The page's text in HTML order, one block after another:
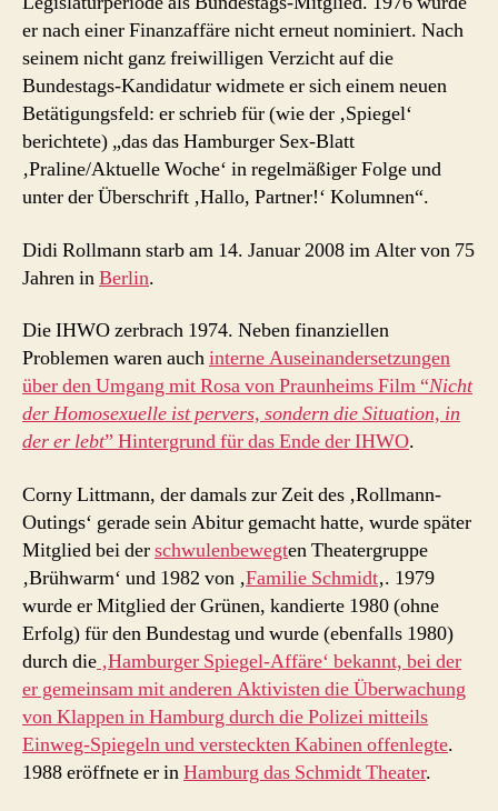
er nach einer Finanzaffäre nicht erneut nominiert. Nach
seinem nicht ganz freiwilligen Verzicht auf die
Bundestags-Kandidatur widmete er sich einem neuen
Betätigungsfeld: er schrieb für (wie der ‚Spiegel‘
berichtete) „das das Hamburger Sex-Blatt
‚Praline/Aktuelle Woche‘ in regelmäßiger Folge und
unter der Überschrift ‚Hallo, Partner!‘ Kolumnen“.
Didi Rollmann starb am 14. Januar 2008 im Alter von 75
Jahren inBerlin.
Die IHWO zerbrach 1974. Neben finanziellen
Problemen waren auchinterne Auseinandersetzungen
über den Umgang mit Rosa von Praunheims Film “Nicht
der Homosexuelle ist pervers, sondern die Situation, in
der er lebt” Hintergrund für das Ende der IHWO.
Corny Littmann, der damals zur Zeit des ‚Rollmann-
Outings‘ gerade sein Abitur gemacht hatte, wurde später
Mitglied bei derschwulenbewegten Theatergruppe
‚Brühwarm‘ und 1982 von ‚Familie Schmidt‚. 1979
wurde er Mitglied der Grünen, kandierte 1980 (ohne
Erfolg) für den Bundestag und wurde (ebenfalls 1980)
durch die ‚Hamburger Spiegel-Affäre‘ bekannt, bei der
er gemeinsam mit anderen Aktivisten die Überwachung
von Klappen in Hamburg durch die Polizei mitteils
Einweg-Spiegeln und versteckten Kabinen offenlegte.
1988 eröffnete er inHamburg das Schmidt Theater.